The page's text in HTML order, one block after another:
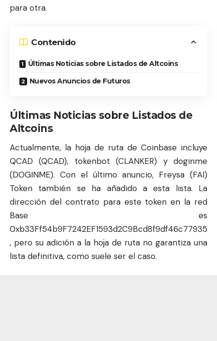
para otra.
Contenido
Últimas Noticias sobre Listados de Altcoins
Nuevos Anuncios de Futuros
Últimas Noticias sobre Listados de
Altcoins
Actualmente, la hoja de ruta de Coinbase incluye
QCAD (QCAD), tokenbot (CLANKER) y doginme
(DOGINME). Con el último anuncio, Freysa (FAI)
Token también se ha añadido a esta lista. La
dirección del contrato para este token en la red
Base es
0xb33Ff54b9F7242EF1593d2C9Bcd8f9df46c77935
, pero su adición a la hoja de ruta no garantiza una
lista definitiva, como suele ser el caso.